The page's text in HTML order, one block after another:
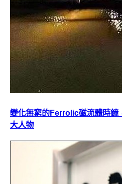
變化無窮的Ferrolic磁流體時鐘
大人物